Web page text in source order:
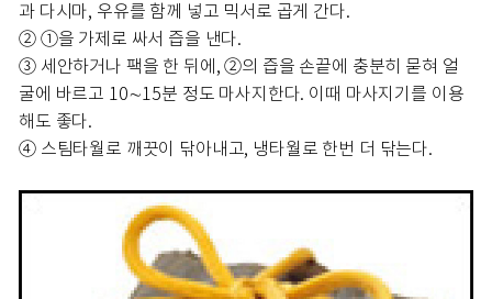
과 다시마, 우유를 함께 넣고 믹서로 곱게 간다.
② ①을 가제로 싸서 즙을 낸다.
③ 세안하거나 팩을 한 뒤에, ②의 즙을 손끝에 충분히 묻혀 얼
굴에 바르고 10∼15분 정도 마사지한다. 이때 마사지기를 이용
해도 좋다.
④ 스팀타월로 깨끗이 닦아내고, 냉타월로 한번 더 닦는다.